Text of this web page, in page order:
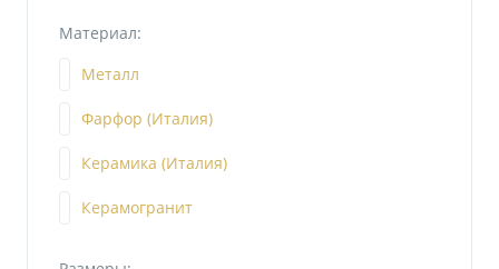
Материал:
Металл
Фарфор (Италия)
Керамика (Италия)
Керамогранит